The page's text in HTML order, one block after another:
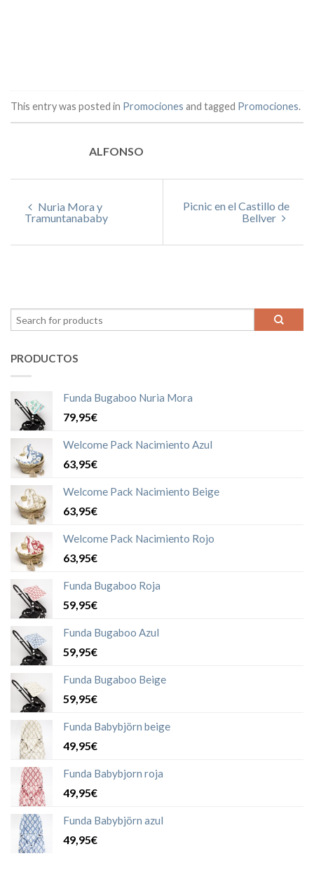
This entry was posted in Promociones and tagged Promociones.
ALFONSO
Nuria Mora y
Tramuntanababy
Picnic en el Castillo de
Bellver
PRODUCTOS
Funda Bugaboo Nuria Mora
79,95€
Welcome Pack Nacimiento Azul
63,95€
Welcome Pack Nacimiento Beige
63,95€
Welcome Pack Nacimiento Rojo
63,95€
Funda Bugaboo Roja
59,95€
Funda Bugaboo Azul
59,95€
Funda Bugaboo Beige
59,95€
Funda Babybjörn beige
49,95€
Funda Babybjorn roja
49,95€
Funda Babybjörn azul
49,95€